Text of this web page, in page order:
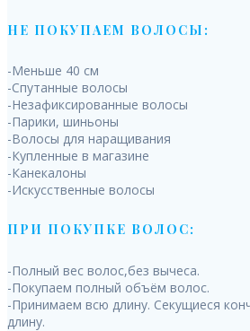
НЕ ПОКУПАЕМ ВОЛОСЫ:
-Меньше 40 см
-Спутанные волосы
-Незафиксированные волосы
-Парики, шиньоны
-Волосы для наращивания
-Купленные в магазине
-Канекалоны
-Искусственные волосы
ПРИ ПОКУПКЕ ВОЛОС:
-Полный вес волос,без вычеса.
-Покупаем полный объём волос.
-Принимаем всю длину. Секущиеся
длину.